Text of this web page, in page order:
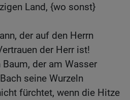
Land, {wo sonst}
der auf den Herrn
der Herr ist!
der am Wasser
seine Wurzeln
fürchtet, wenn die Hitze